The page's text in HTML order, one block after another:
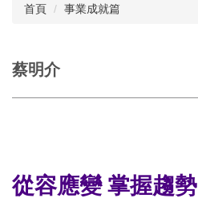
首頁 事業成就篇
蔡明介
從容應變 掌握趨勢